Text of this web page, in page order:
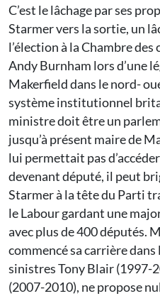
C’est le lâchage par ses
Starmer vers la sortie, un
l’élection à la Chambre
Andy Burnham lors d’une
Makerfield dans le nord-
système institutionnel
ministre doit être un
jusqu’à présent maire de
lui permettait pas
devenant député, il peut
Starmer à la tête du Parti
le Labour gardant une
avec plus de 400 députés.
commencé sa carrière
sinistres Tony Blair (1997-
(2007-2010), ne propose